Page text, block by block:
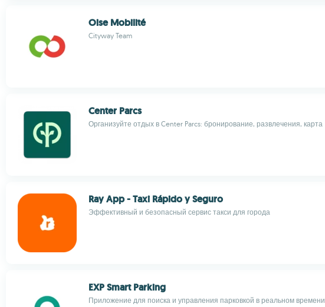
Oise Mobilité
Cityway Team
Center Parcs
Организуйте отдых в Center Parcs: бронирование, развлечения, карта
Ray App - Taxi Rápido y Seguro
Эффективный и безопасный сервис такси для города
EXP Smart Parking
Приложение для поиска и управления парковкой в реальном времени